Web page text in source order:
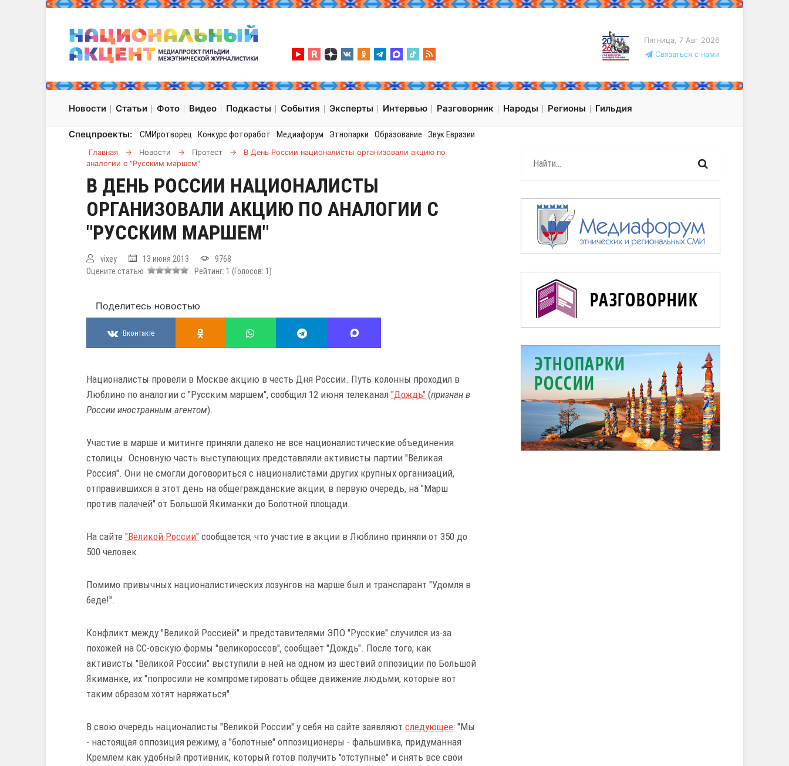
Пятница, 7 Авг 2026
Связаться с нами
Новости Статьи Фото Видео Подкасты События Эксперты Интервью Разговорник Народы Регионы Гильдия
Спецпроекты: СМИротворец Конкурс фоторабот Медиафорум Этнопарки Образование Звук Евразии
Главная → Новости → Протест →
В День России националисты организовали акцию по
аналогии с "Русским маршем"
В ДЕНЬ РОССИИ НАЦИОНАЛИСТЫ
ОРГАНИЗОВАЛИ АКЦИЮ ПО АНАЛОГИИ С
"РУССКИМ МАРШЕМ"
vixey 13 июня 2013
9768
Оцените статью
Рейтинг: 1 (Голосов: 1 )
Поделитесь новостью
Вконтакте
Националисты провели в Москве акцию в честь Дня России. Путь колонны проходил в
Люблино по аналогии с "Русским маршем", сообщил 12 июня телеканал "Дождь" (признан в
России иностранным агентом).
Участие в марше и митинге приняли далеко не все националистические объединения
столицы. Основную часть выступающих представляли активисты партии "Великая
Россия". Они не смогли договориться с националистами других крупных организаций,
отправившихся в этот день на общегражданские акции, в первую очередь, на "Марш
против палачей" от Большой Якиманки до Болотной площади.
На сайте "Великой России" сообщается, что участие в акции в Люблино приняли от 350 до
500 человек.
Помимо привычных националистических лозунгов на марше был и транспарант "Удомля в
беде!".
Конфликт между "Великой Россией" и представителями ЭПО "Русские" случился из-за
похожей на СС-овскую формы "великороссов", сообщает "Дождь". После того, как
активисты "Великой России" выступили в ней на одном из шествий оппозиции по Большой
Якиманке, их "попросили не компрометировать общее движение людьми, которые вот
таким образом хотят наряжаться".
В свою очередь националисты "Великой России" у себя на сайте заявляют следующее: "Мы
- настоящая оппозиция режиму, а "болотные" оппозиционеры - фальшивка, придуманная
Кремлем как удобный противник, который готов получить "отступные" и снять все свои